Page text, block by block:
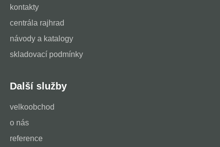
kontakty
centrála rajhrad
návody a katalogy
skladovací podmínky
Další služby
velkoobchod
o nás
reference